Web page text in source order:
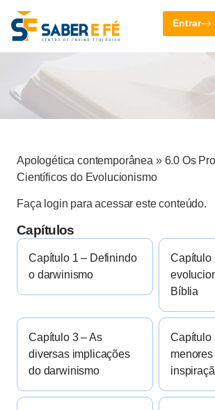
Entrar
Apologética contemporânea » 6.0 Os
Científicos do Evolucionismo
Faça login para acessar este conteúdo.
Capítulos
Capítulo 1 – Definindo
o darwinismo
Capítulo
Bíblia
Capítulo 3 – As
diversas implicações
do darwinismo
Capítulo